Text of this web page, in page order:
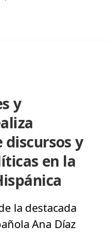
y
discursos y
en la
la destacada
Ana Díaz